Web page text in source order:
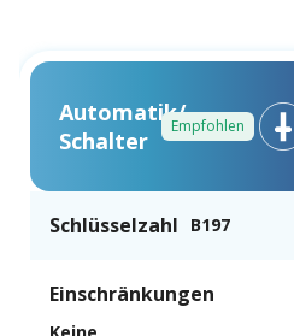
Automatik/
Schalter
Empfohlen
Schlüsselzahl B197
Einschränkungen